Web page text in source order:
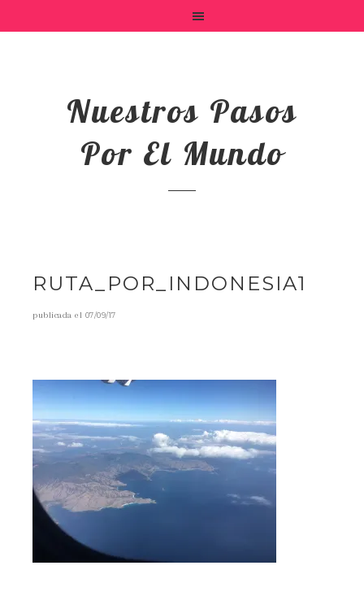
Nuestros Pasos
Por El Mundo
RUTA_POR_INDONESIA1
publicada el 07/09/17